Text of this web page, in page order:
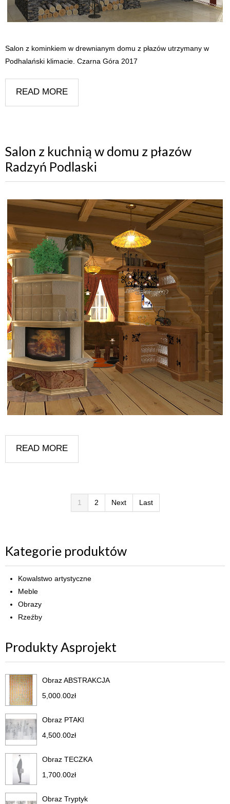
Salon z kominkiem w drewnianym domu z płazów utrzymany w
Podhalański klimacie. Czarna Góra 2017
READ MORE
Salon z kuchnią w domu z płazów
Radzyń Podlaski
READ MORE
1 2 Next Last
Kategorie produktów
Kowalstwo artystyczne
Meble
Obrazy
Rzeźby
Produkty Asprojekt
Obraz ABSTRAKCJA
5,000.00zł
Obraz PTAKI
4,500.00zł
Obraz TECZKA
1,700.00zł
Obraz Tryptyk